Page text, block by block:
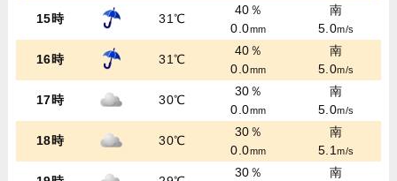
15時 31℃
40％
0.0mm
南
5.0m/s
16時 31℃
40％
0.0mm
南
5.0m/s
17時 30℃
30％
0.0mm
南
5.0m/s
18時 30℃
30％
0.0mm
南
5.1m/s
30％
南